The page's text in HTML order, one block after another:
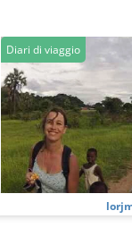
Diari di viaggio